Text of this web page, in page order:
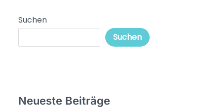
Suchen
Suchen
Neueste Beiträge